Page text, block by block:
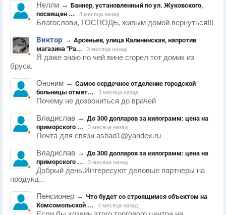
Нелли → Баннер, установленный по ул. Жуковского,
посвящен ...
3 месяца назад
Благослови, ГОСПОДЬ, живым домой вернуться!!!
Виктор → Арсеньев, улица Калининская, напротив
магазина "Ра...
3 месяца назад
Я даже знаю по чей вине сгорел тот домик из
бруса.
Ононим → Самое сердечное отделение городской
больницы отмет...
3 месяца назад
Почему не дозвониться до врачей
Владислав → До 300 долларов за килограмм: цена на
приморского ...
3 месяца назад
Почта для связи ashad1@yandex.ru
Владислав → До 300 долларов за килограмм: цена на
приморского ...
3 месяца назад
Добрый день.Интересуют деловые партнеры на
продукц...
Пенсионер → Что будет со строящимся объектом на
Комсомольской ...
4 месяца назад